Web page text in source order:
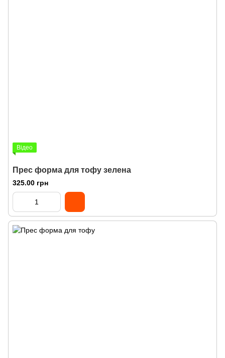
Відео
Прес форма для тофу зелена
325.00 грн